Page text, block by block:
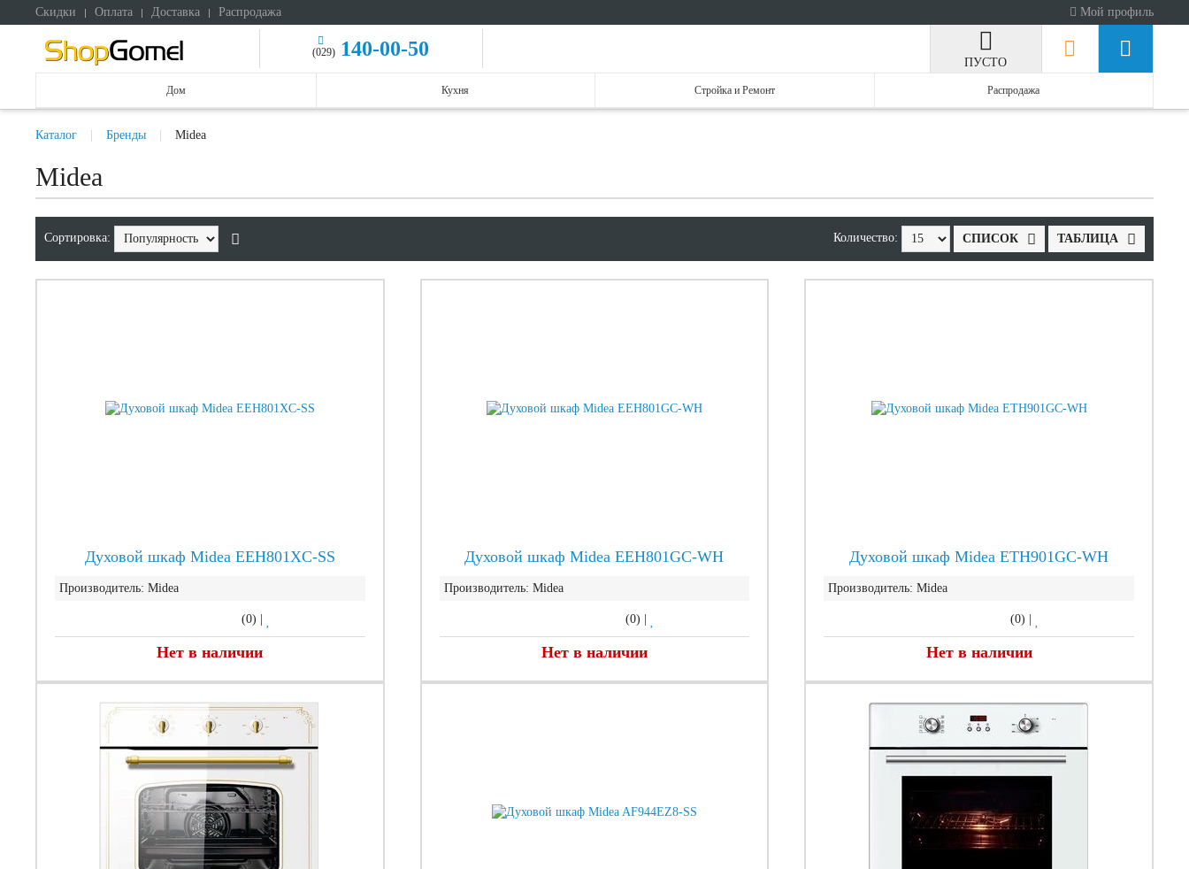
Скидки Оплата Доставка Распродажа Мой профиль
(029) 140-00-50
ПУСТО
Дом Кухня Стройка и Ремонт Распродажа
Каталог Бренды Midea
Midea
Сортировка: Количество: СПИСОК ТАБЛИЦА
Духовой шкаф Midea EEH801XC-SS
Производитель: Midea
(0)
Нет в наличии
Духовой шкаф Midea EEH801GC-WH
Производитель: Midea
(0)
Нет в наличии
Духовой шкаф Midea ETH901GC-WH
Производитель: Midea
(0)
Нет в наличии